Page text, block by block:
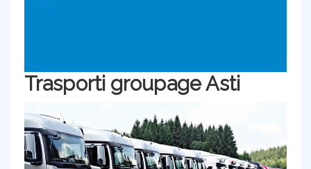
Trasporti groupage Asti